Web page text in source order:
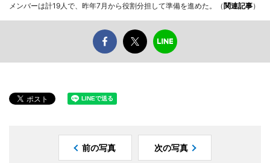
メンバーは計19人で、昨年7月から役割分担して準備を進めた。（関連記事）
前の写真 次の写真